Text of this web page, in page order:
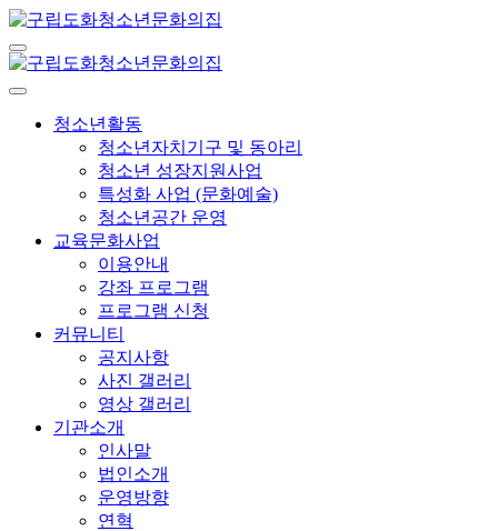
청소년활동
청소년자치기구 및 동아리
청소년 성장지원사업
특성화 사업 (문화예술)
청소년공간 운영
교육문화사업
이용안내
강좌 프로그램
프로그램 신청
커뮤니티
공지사항
사진 갤러리
영상 갤러리
기관소개
인사말
법인소개
운영방향
연혁